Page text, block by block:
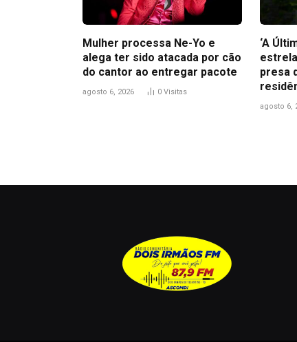
Mulher processa Ne-Yo e
alega ter sido atacada por cão
do cantor ao entregar pacote
agosto 6, 2026 0 Visitas
‘A
presa
agosto 6,